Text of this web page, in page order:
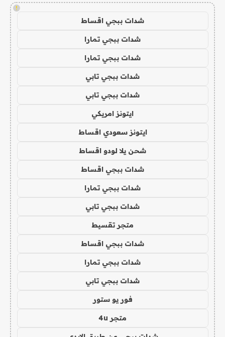
!
شدات ببجي اقساط
شدات ببجي تمارا
شدات ببجي تمارا
شدات ببجي تابي
شدات ببجي تابي
ايتونز امريكي
ايتونز سعودي اقساط
شحن يلا لودو اقساط
شدات ببجي اقساط
شدات ببجي تمارا
شدات ببجي تابي
متجر تقسيط
شدات ببجي اقساط
شدات ببجي تمارا
شدات ببجي تابي
فور يو ستور
متجر 4u